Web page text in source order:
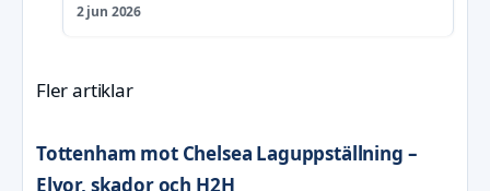
2 jun 2026
Fler artiklar
Tottenham mot Chelsea Laguppställning –
Elvor, skador och H2H